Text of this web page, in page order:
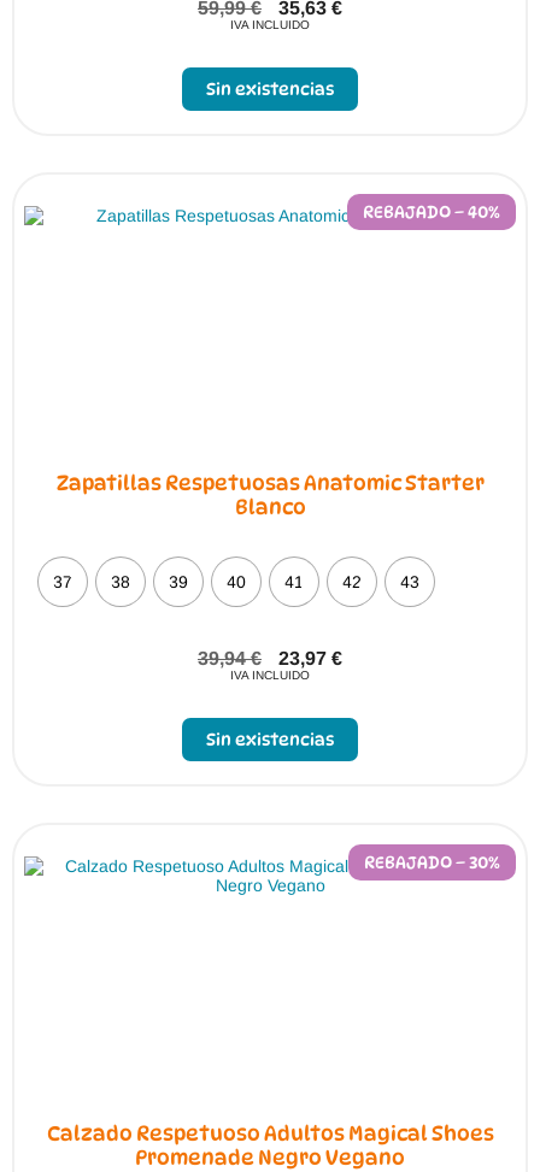
59,99€ 35,63 €
IVA INCLUIDO
Sin existencias
REBAJADO – 40%
Zapatillas Respetuosas Anatomic Starter
Blanco
37 38 39 40 41 42 43
39,94€ 23,97 €
IVA INCLUIDO
Sin existencias
REBAJADO – 30%
Calzado Respetuoso Adultos Magical Shoes
Promenade Negro Vegano